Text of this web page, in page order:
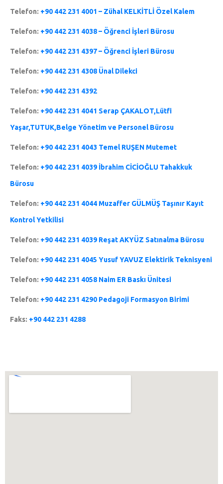
Telefon: +90 442 231 4001 – Zühal KELKİTLİ Özel Kalem
Telefon: +90 442 231 4038 – Öğrenci İşleri Bürosu
Telefon: +90 442 231 4397 – Öğrenci İşleri Bürosu
Telefon: +90 442 231 4308 Ünal Dilekci
Telefon: +90 442 231 4392
Telefon: +90 442 231 4041 Serap ÇAKALOT,Lütfi
Yaşar,TUTUK,Belge Yönetim ve Personel Bürosu
Telefon: +90 442 231 4043 Temel RUŞEN Mutemet
Telefon: +90 442 231 4039 İbrahim CİCİOĞLU Tahakkuk
Bürosu
Telefon: +90 442 231 4044 Muzaffer GÜLMÜŞ Taşınır Kayıt
Kontrol Yetkilisi
Telefon: +90 442 231 4039 Reşat AKYÜZ Satınalma Bürosu
Telefon: +90 442 231 4045 Yusuf YAVUZ Elektirik Teknisyeni
Telefon: +90 442 231 4058 Naim ER Baskı Ünitesi
Telefon: +90 442 231 4290 Pedagoji Formasyon Birimi
Faks: +90 442 231 4288